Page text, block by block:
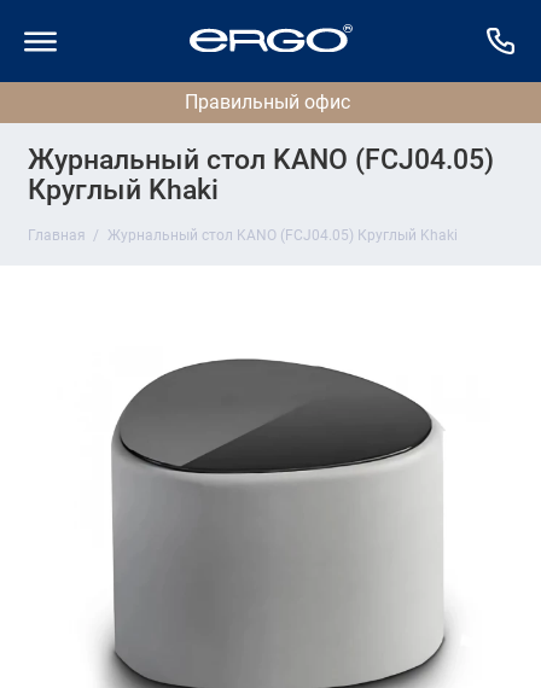
Журнальный стол KANO (FCJ04.05)
Круглый Khaki
Главная Журнальный стол KANO (FCJ04.05) Круглый Khaki